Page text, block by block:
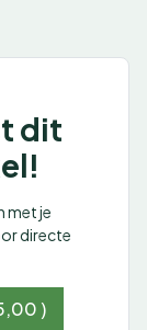
dit
met je
directe
)